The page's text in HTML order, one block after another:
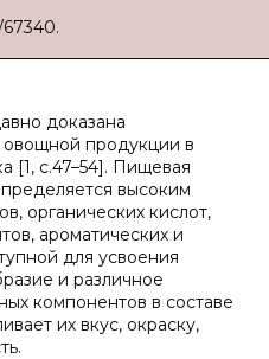
доказана
овощной продукции в
[1, с.47–54]. Пищевая
высоким
органических кислот,
ароматических и
для усвоения
и различное
компонентов в составе
их вкус, окраску,